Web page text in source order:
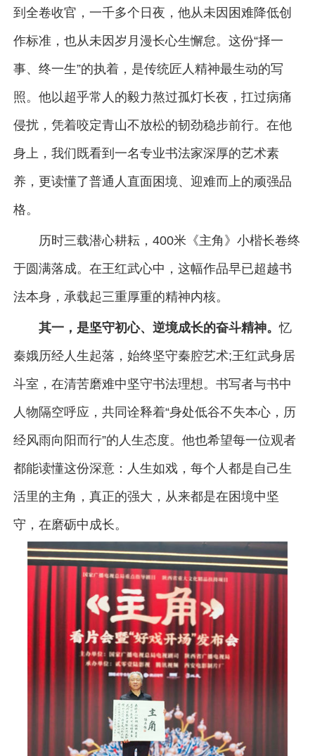
到全卷收官，一千多个日夜，他从未因困难降低创
作标准，也从未因岁月漫长心生懈怠。这份“择一
事、终一生”的执着，是传统匠人精神最生动的写
照。他以超乎常人的毅力熬过孤灯长夜，扛过病痛
侵扰，凭着咬定青山不放松的韧劲稳步前行。在他
身上，我们既看到一名专业书法家深厚的艺术素
养，更读懂了普通人直面困境、迎难而上的顽强品
格。
历时三载潜心耕耘，400米《主角》小楷长卷终
于圆满落成。在王红武心中，这幅作品早已超越书
法本身，承载起三重厚重的精神内核。
其一，是坚守初心、逆境成长的奋斗精神。忆
秦娥历经人生起落，始终坚守秦腔艺术;王红武身居
斗室，在清苦磨难中坚守书法理想。书写者与书中
人物隔空呼应，共同诠释着“身处低谷不失本心，历
经风雨向阳而行”的人生态度。他也希望每一位观者
都能读懂这份深意：人生如戏，每个人都是自己生
活里的主角，真正的强大，从来都是在困境中坚
守，在磨砺中成长。